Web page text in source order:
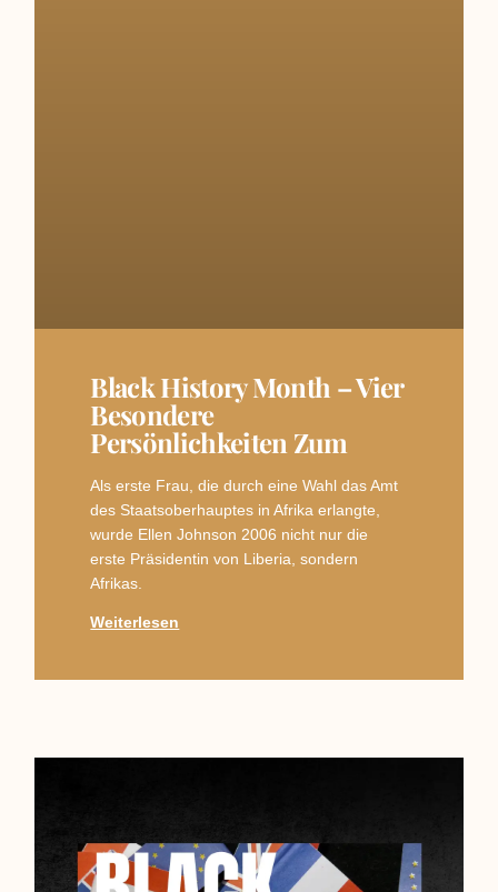
Black History Month – Vier
Besondere
Persönlichkeiten Zum
Als erste Frau, die durch eine Wahl das Amt
des Staatsoberhauptes in Afrika erlangte,
wurde Ellen Johnson 2006 nicht nur die
erste Präsidentin von Liberia, sondern
Afrikas.
Weiterlesen